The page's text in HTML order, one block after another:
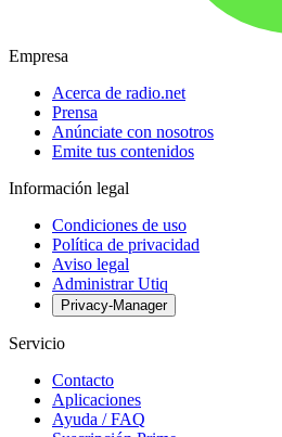
Empresa
Acerca de radio.net
Prensa
Anúnciate con nosotros
Emite tus contenidos
Información legal
Condiciones de uso
Política de privacidad
Aviso legal
Administrar Utiq
Privacy-Manager
Servicio
Contacto
Aplicaciones
Ayuda / FAQ